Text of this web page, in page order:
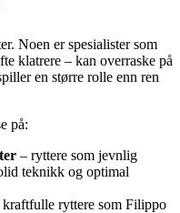
Noen er spesialister som
klatrere – kan overraske på
en større rolle enn ren
på:
– ryttere som jevnlig
teknikk og optimal
ryttere som Filippo